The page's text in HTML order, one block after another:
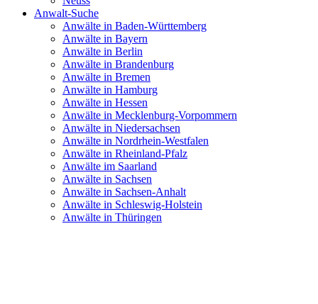
Anwalt-Suche
Anwälte in Baden-Württemberg
Anwälte in Bayern
Anwälte in Berlin
Anwälte in Brandenburg
Anwälte in Bremen
Anwälte in Hamburg
Anwälte in Hessen
Anwälte in Mecklenburg-Vorpommern
Anwälte in Niedersachsen
Anwälte in Nordrhein-Westfalen
Anwälte in Rheinland-Pfalz
Anwälte im Saarland
Anwälte in Sachsen
Anwälte in Sachsen-Anhalt
Anwälte in Schleswig-Holstein
Anwälte in Thüringen